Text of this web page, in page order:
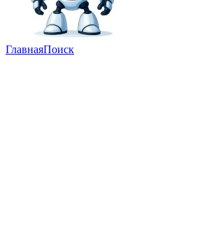
ГлавнаяПоиск